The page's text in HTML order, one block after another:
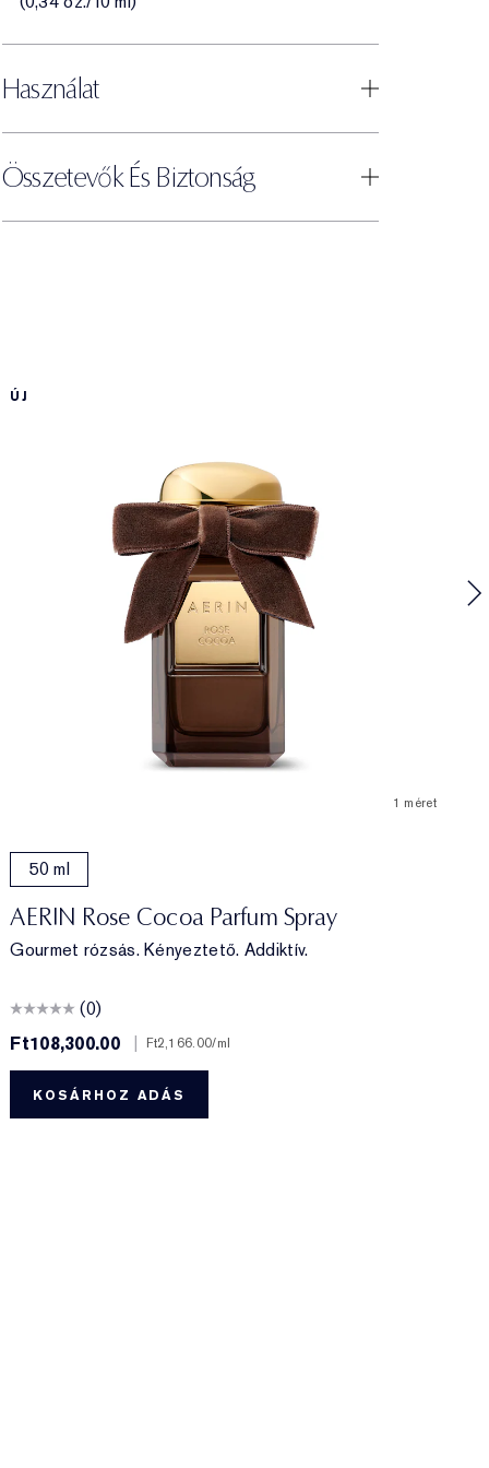
Használat
Összetevők És Biztonság
ÚJ
1 méret
50 ml
AERIN Rose Cocoa Parfum Spray
Gourmet rózsás. Kényeztető. Addiktív.
(0)
Ft108,300.00
| Ft2,166.00/ml
KOSÁRHOZ ADÁS